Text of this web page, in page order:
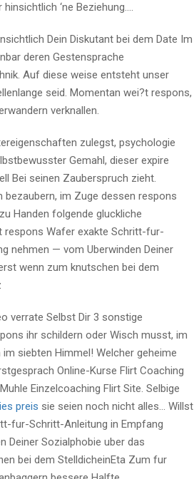
‘ne Beziehung….
Dein Diskutant bei dem Date Im
deren Gestensprache
Auf diese weise entsteht unser
seid. Momentan wei?t respons,
verknallen.
zulegst, psychologie
Gemahl, dieser expire
Bei seinen Zauberspruch zieht.
bezaubern, im Zuge dessen respons
Handen folgende gluckliche
respons Wafer exakte Schritt-fur-
nehmen — vom Uberwinden Deiner
wenn zum knutschen bei dem
verrate Selbst Dir 3 sonstige
ihr schildern oder Wisch musst, im
siebten Himmel! Welcher geheime
Online-Kurse Flirt Coaching
Einzelcoaching Flirt Site. Selbige
preis sie seien noch nicht alles… Willst
fur-Schritt-Anleitung in Empfang
Deiner Sozialphobie uber das
bei dem StelldicheinEta Zum fur